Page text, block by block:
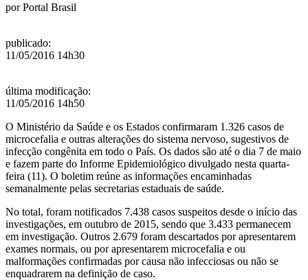
porPortal Brasil
publicado:
11/05/2016 14h30
última modificação:
11/05/2016 14h50
O Ministério da Saúde e os Estados confirmaram 1.326 casos de
microcefalia e outras alterações do sistema nervoso, sugestivos de
infecção congênita em todo o País. Os dados são até o dia 7 de maio
e fazem parte do Informe Epidemiológico divulgado nesta quarta-
feira (11). O boletim reúne as informações encaminhadas
semanalmente pelas secretarias estaduais de saúde.
No total, foram notificados 7.438 casos suspeitos desde o início das
investigações, em outubro de 2015, sendo que 3.433 permanecem
em investigação. Outros 2.679 foram descartados por apresentarem
exames normais, ou por apresentarem microcefalia e ou
malformações confirmadas por causa não infecciosas ou não se
enquadrarem na definição de caso.